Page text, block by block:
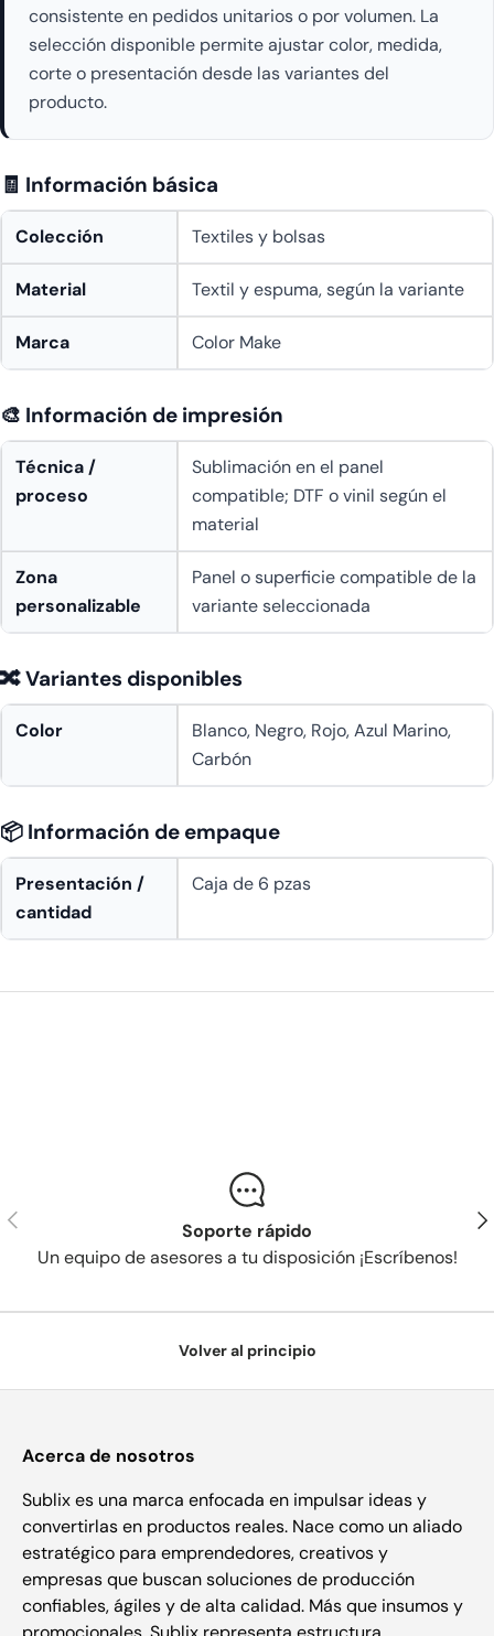
consistente en pedidos unitarios o por volumen. La
selección disponible permite ajustar color, medida,
corte o presentación desde las variantes del
producto.
🧾 Información básica
Colección Textiles y bolsas
Material Textil y espuma, según la variante
Marca Color Make
🎨 Información de impresión
Técnica /
proceso
Sublimación en el panel
compatible; DTF o vinil según el
material
Zona
personalizable
Panel o superficie compatible de la
variante seleccionada
🔀 Variantes disponibles
Color
Blanco, Negro, Rojo, Azul Marino,
Carbón
📦 Información de empaque
Presentación /
cantidad
Caja de 6 pzas
Anterior
Soporte rápido
Un equipo de asesores a tu disposición ¡Escríbenos!
Volver al principio
Acerca de nosotros
Sublix es una marca enfocada en impulsar ideas y
convertirlas en productos reales. Nace como un aliado
estratégico para emprendedores, creativos y
empresas que buscan soluciones de producción
confiables, ágiles y de alta calidad. Más que insumos y